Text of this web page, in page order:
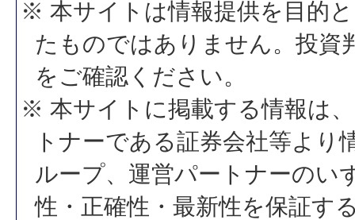
※ 本サイトは情報提供を目的
たものではありません。投資
をご確認ください。
※ 本サイトに掲載する情報は
トナーである証券会社等よ
ループ、運営パートナーのい
性・正確性・最新性を保証す